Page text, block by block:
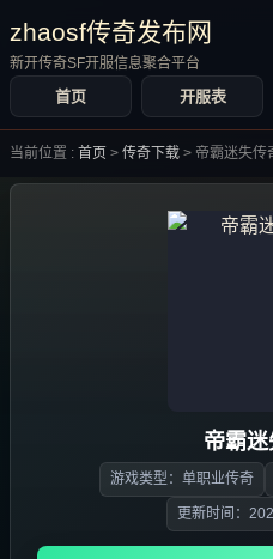
zhaosf传奇发布网
新开传奇SF开服信息聚合平台
首页 开服表
当前位置 : 首页 > 传奇下载 > 帝霸迷失传
帝霸
游戏类型：单职业传奇
更新时间：